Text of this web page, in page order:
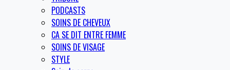
PODCASTS
SOINS DE CHEVEUX
CA SE DIT ENTRE FEMME
SOINS DE VISAGE
STYLE